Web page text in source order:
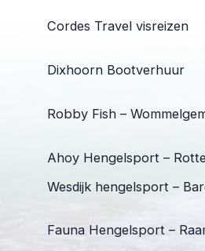
Cordes Travel visreizen
Dixhoorn Bootverhuur
Robby Fish –
Ahoy Hengelsport –
Wesdijk hengelsport –
Fauna Hengelsport –